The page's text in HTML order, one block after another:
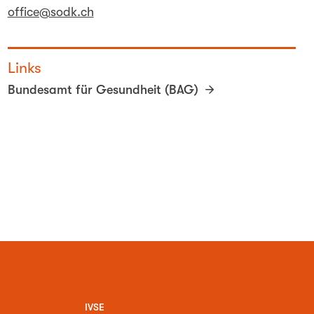
office@sodk.ch
Links
Bundesamt für Gesundheit (BAG)
IVSE